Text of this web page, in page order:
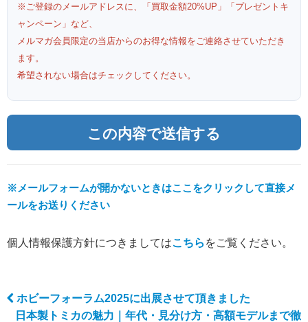
※ご登録のメールアドレスに、「買取金額20%UP」「プレゼントキ
ャンペーン」など、
メルマガ会員限定の当店からのお得な情報をご連絡させていただき
ます。
希望されない場合はチェックしてください。
※メールフォームが開かないときはここをクリックして直接メ
ールをお送りください
個人情報保護方針につきましてはこちら をご覧ください。
Post navigation
ホビーフォーラム2025に出展させて頂きました
日本製トミカの魅力｜年代・見分け方・高額モデルまで徹